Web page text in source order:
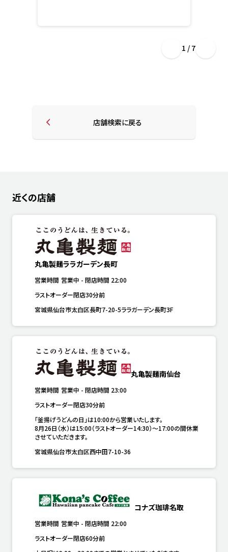
1 / 7
店舗検索に戻る
近くの店舗
丸亀製麺ララガーデン長町
営業時間 営業中 - 閉店時間 22:00
ラストオーダー閉店30分前
宮城県仙台市太白区長町7-20-5ララガーデン長町3F
丸亀製麺南仙台
営業時間 営業中 - 閉店時間 23:00
ラストオーダー閉店30分前
「釜揚げうどんの日」は10:00から営業いたします。
8月26日（水）は15:00（ラストオーダー14:30）～17:00の間休業
させていただきます。
宮城県仙台市太白区西中田7-10-36
コナズ珈琲名取
営業時間 営業中 - 閉店時間 22:00
ラストオーダー閉店60分前